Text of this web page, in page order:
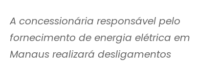
A concessionária responsável pelo
fornecimento de energia elétrica em
Manaus realizará desligamentos